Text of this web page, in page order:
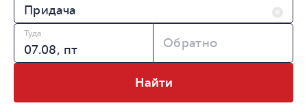
Туда
Обратно
Найти